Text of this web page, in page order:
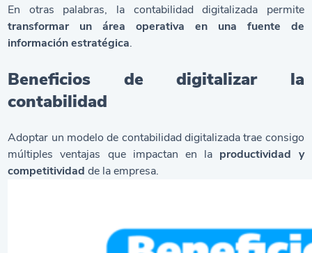
En otras palabras, la contabilidad digitalizada permite
transformar un área operativa en una fuente de
información estratégica.
Beneficios de digitalizar la
contabilidad
Adoptar un modelo de contabilidad digitalizada trae consigo
múltiples ventajas que impactan en la productividad y
competitividad de la empresa.